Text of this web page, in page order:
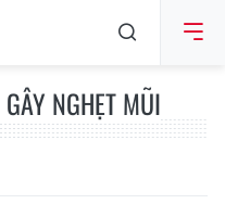
NGHẸT MŨI